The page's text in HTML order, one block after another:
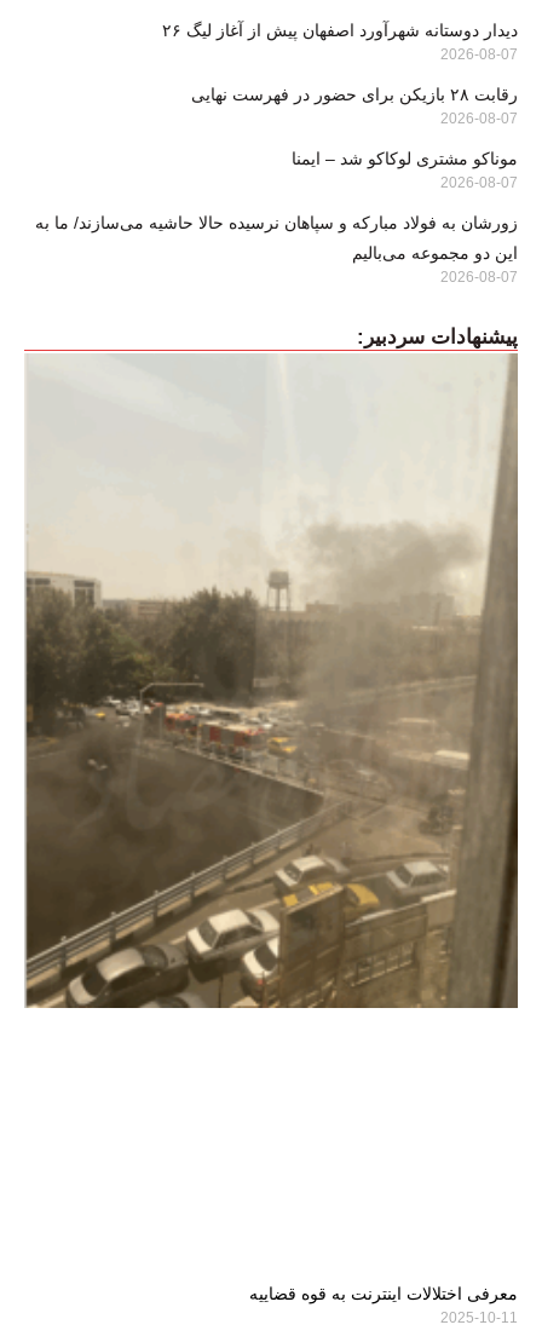
دیدار دوستانه شهرآورد اصفهان پیش از آغاز لیگ ۲۶
2026-08-07
رقابت ۲۸ بازیکن برای حضور در فهرست نهایی
2026-08-07
موناکو مشتری لوکاکو شد – ایمنا
2026-08-07
زورشان به فولاد مبارکه و سپاهان نرسیده حالا حاشیه می‌سازند/ ما به
این دو مجموعه می‌بالیم
2026-08-07
پیشنهادات سردبیر:
معرفی اختلالات اینترنت به قوه قضاییه
2025-10-11